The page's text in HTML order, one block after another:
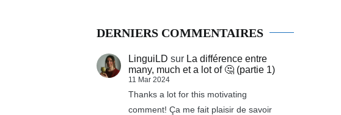
DERNIERS COMMENTAIRES
LinguiLD sur La différence entre
many, much et a lot of 🤔 (partie 1)
11 Mar 2024
Thanks a lot for this motivating
comment! Ça me fait plaisir de savoir